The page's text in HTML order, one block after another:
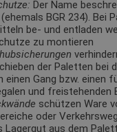
Der Name
BGR 234). Bei
be- und entladen
zu montieren
der Paletten bei
einen Gang bzw. einen
und freistehenden
schützen Ware
oder
Lagergut aus dem